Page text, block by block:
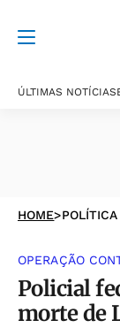
ÚLTIMAS NOTÍCIAS
HOME>POLÍTICA
OPERAÇÃO
Policial
morte de